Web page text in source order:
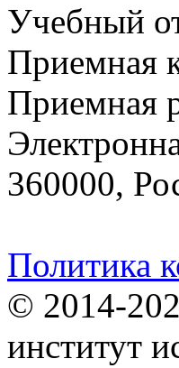
Учебный
Приемная
Приемная
360000,
Политика
© 2014-
институт